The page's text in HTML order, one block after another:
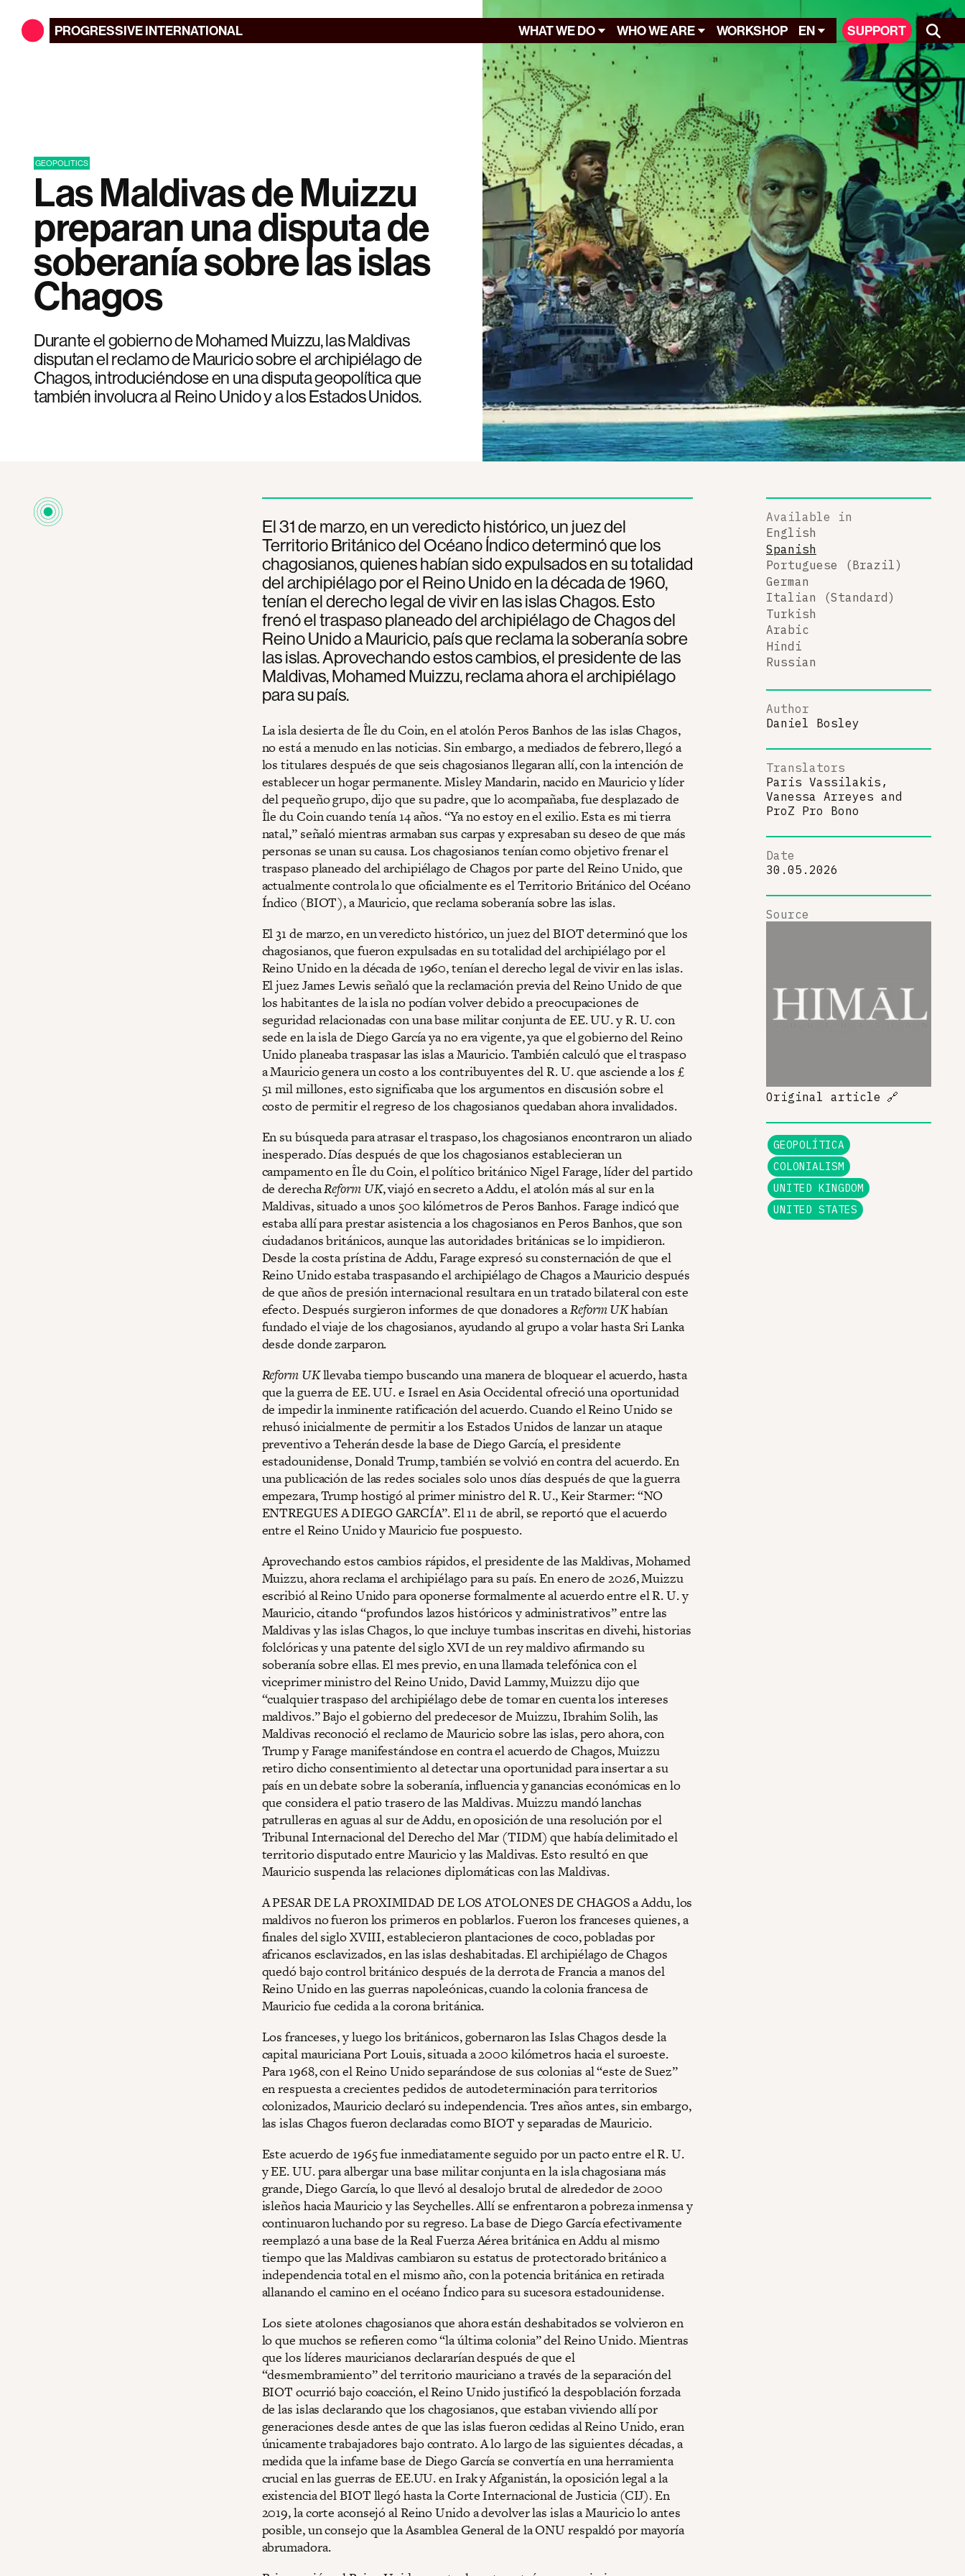
PROGRESSIVEINTERNATIONAL WHAT WE DO WHO WE ARE WORKSHOP EN SUPPORT
GEOPOLITICS
Las Maldivas de Muizzu
preparan una disputa de
soberanía sobre las islas
Chagos
Durante el gobierno de Mohamed Muizzu, las Maldivas
disputan el reclamo de Mauricio sobre el archipiélago de
Chagos, introduciéndose en una disputa geopolítica que
también involucra al Reino Unido y a los Estados Unidos.
El 31 de marzo, en un veredicto histórico, un juez del
Territorio Británico del Océano Índico determinó que los
chagosianos, quienes habían sido expulsados en su totalidad
del archipiélago por el Reino Unido en la década de 1960,
tenían el derecho legal de vivir en las islas Chagos. Esto
frenó el traspaso planeado del archipiélago de Chagos del
Reino Unido a Mauricio, país que reclama la soberanía sobre
las islas. Aprovechando estos cambios, el presidente de las
Maldivas, Mohamed Muizzu, reclama ahora el archipiélago
para su país.
La isla desierta de Île du Coin, en el atolón Peros Banhos de las islas Chagos,
no está a menudo en las noticias. Sin embargo, a mediados de febrero, llegó a
los titulares después de que seis chagosianos llegaran allí, con la intención de
establecer un hogar permanente. Misley Mandarin, nacido en Mauricio y líder
del pequeño grupo, dijo que su padre, que lo acompañaba, fue desplazado de
Île du Coin cuando tenía 14 años. “Ya no estoy en el exilio. Esta es mi tierra
natal,” señaló mientras armaban sus carpas y expresaban su deseo de que más
personas se unan su causa. Los chagosianos tenían como objetivo frenar el
traspaso planeado del archipiélago de Chagos por parte del Reino Unido, que
actualmente controla lo que oficialmente es el Territorio Británico del Océano
Índico (BIOT), a Mauricio, que reclama soberanía sobre las islas.
El 31 de marzo, en un veredicto histórico, un juez del BIOT determinó que los
chagosianos, que fueron expulsadas en su totalidad del archipiélago por el
Reino Unido en la década de 1960, tenían el derecho legal de vivir en las islas.
El juez James Lewis señaló que la reclamación previa del Reino Unido de que
los habitantes de la isla no podían volver debido a preocupaciones de
seguridad relacionadas con una base militar conjunta de EE. UU. y R. U. con
sede en la isla de Diego García ya no era vigente, ya que el gobierno del Reino
Unido planeaba traspasar las islas a Mauricio. También calculó que el traspaso
a Mauricio genera un costo a los contribuyentes del R. U. que asciende a los £
51 mil millones, esto significaba que los argumentos en discusión sobre el
costo de permitir el regreso de los chagosianos quedaban ahora invalidados.
En su búsqueda para atrasar el traspaso, los chagosianos encontraron un aliado
inesperado. Días después de que los chagosianos establecieran un
campamento en Île du Coin, el político británico Nigel Farage, líder del partido
de derechaReform UK, viajó en secreto a Addu, el atolón más al sur en la
Maldivas, situado a unos 500 kilómetros de Peros Banhos. Farage indicó que
estaba allí para prestar asistencia a los chagosianos en Peros Banhos, que son
ciudadanos británicos, aunque las autoridades británicas se lo impidieron.
Desde la costa prístina de Addu, Farage expresó su consternación de que el
Reino Unido estaba traspasando el archipiélago de Chagos a Mauricio después
de que años de presión internacional resultara en un tratado bilateral con este
efecto. Después surgieron informes de que donadores aReform UKhabían
fundado el viaje de los chagosianos, ayudando al grupo a volar hasta Sri Lanka
desde donde zarparon.
Reform UKllevaba tiempo buscando una manera de bloquear el acuerdo, hasta
que la guerra de EE. UU. e Israel en Asia Occidental ofreció una oportunidad
de impedir la inminente ratificación del acuerdo. Cuando el Reino Unido se
rehusó inicialmente de permitir a los Estados Unidos de lanzar un ataque
preventivo a Teherán desde la base de Diego García, el presidente
estadounidense, Donald Trump, también se volvió en contra del acuerdo. En
una publicación de las redes sociales solo unos días después de que la guerra
empezara, Trump hostigó al primer ministro del R. U., Keir Starmer: “NO
ENTREGUES A DIEGO GARCÍA”. El 11 de abril, se reportó que el acuerdo
entre el Reino Unido y Mauricio fue pospuesto.
Aprovechando estos cambios rápidos, el presidente de las Maldivas, Mohamed
Muizzu, ahora reclama el archipiélago para su país. En enero de 2026, Muizzu
escribió al Reino Unido para oponerse formalmente al acuerdo entre el R. U. y
Mauricio, citando “profundos lazos históricos y administrativos” entre las
Maldivas y las islas Chagos, lo que incluye tumbas inscritas en divehi, historias
folclóricas y una patente del siglo XVI de un rey maldivo afirmando su
soberanía sobre ellas. El mes previo, en una llamada telefónica con el
viceprimer ministro del Reino Unido, David Lammy, Muizzu dijo que
“cualquier traspaso del archipiélago debe de tomar en cuenta los intereses
maldivos.” Bajo el gobierno del predecesor de Muizzu, Ibrahim Solih, las
Maldivas reconoció el reclamo de Mauricio sobre las islas, pero ahora, con
Trump y Farage manifestándose en contra el acuerdo de Chagos, Muizzu
retiro dicho consentimiento al detectar una oportunidad para insertar a su
país en un debate sobre la soberanía, influencia y ganancias económicas en lo
que considera el patio trasero de las Maldivas. Muizzu mandó lanchas
patrulleras en aguas al sur de Addu, en oposición de una resolución por el
Tribunal Internacional del Derecho del Mar (TIDM) que había delimitado el
territorio disputado entre Mauricio y las Maldivas. Esto resultó en que
Mauricio suspenda las relaciones diplomáticas con las Maldivas.
A PESAR DE LA PROXIMIDAD DE LOS ATOLONES DE CHAGOS a Addu, los
maldivos no fueron los primeros en poblarlos. Fueron los franceses quienes, a
finales del siglo XVIII, establecieron plantaciones de coco, pobladas por
africanos esclavizados, en las islas deshabitadas. El archipiélago de Chagos
quedó bajo control británico después de la derrota de Francia a manos del
Reino Unido en las guerras napoleónicas, cuando la colonia francesa de
Mauricio fue cedida a la corona británica.
Los franceses, y luego los británicos, gobernaron las Islas Chagos desde la
capital mauriciana Port Louis, situada a 2000 kilómetros hacia el suroeste.
Para 1968, con el Reino Unido separándose de sus colonias al “este de Suez”
en respuesta a crecientes pedidos de autodeterminación para territorios
colonizados, Mauricio declaró su independencia. Tres años antes, sin embargo,
las islas Chagos fueron declaradas como BIOT y separadas de Mauricio.
Este acuerdo de 1965 fue inmediatamente seguido por un pacto entre el R. U.
y EE. UU. para albergar una base militar conjunta en la isla chagosiana más
grande, Diego García, lo que llevó al desalojo brutal de alrededor de 2000
isleños hacia Mauricio y las Seychelles. Allí se enfrentaron a pobreza inmensa y
continuaron luchando por su regreso. La base de Diego García efectivamente
reemplazó a una base de la Real Fuerza Aérea británica en Addu al mismo
tiempo que las Maldivas cambiaron su estatus de protectorado británico a
independencia total en el mismo año, con la potencia británica en retirada
allanando el camino en el océano Índico para su sucesora estadounidense.
Los siete atolones chagosianos que ahora están deshabitados se volvieron en
lo que muchos se refieren como “la última colonia” del Reino Unido. Mientras
que los líderes mauricianos declararían después de que el
“desmembramiento” del territorio mauriciano a través de la separación del
BIOT ocurrió bajo coacción, el Reino Unido justificó la despoblación forzada
de las islas declarando que los chagosianos, que estaban viviendo allí por
generaciones desde antes de que las islas fueron cedidas al Reino Unido, eran
únicamente trabajadores bajo contrato. A lo largo de las siguientes décadas, a
medida que la infame base de Diego García se convertía en una herramienta
crucial en las guerras de EE.UU. en Irak y Afganistán, la oposición legal a la
existencia del BIOT llegó hasta la Corte Internacional de Justicia (CIJ). En
2019, la corte aconsejó al Reino Unido a devolver las islas a Mauricio lo antes
posible, un consejo que la Asamblea General de la ONU respaldó por mayoría
abrumadora.
Available in
English
Spanish
Portuguese (Brazil)
German
Italian (Standard)
Turkish
Arabic
Hindi
Russian
Author
Daniel Bosley
Translators
Paris Vassilakis,
Vanessa Arreyes and
ProZ Pro Bono
Date
30.05.2026
Source
Original article 🔗
GEOPOLÍTICA
COLONIALISM
UNITED KINGDOM
UNITED STATES